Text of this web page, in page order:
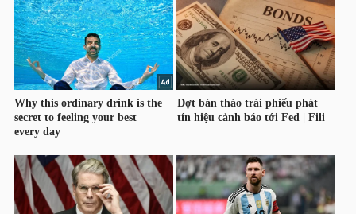
YẾU
TIÊU
DÙNG
YẾU